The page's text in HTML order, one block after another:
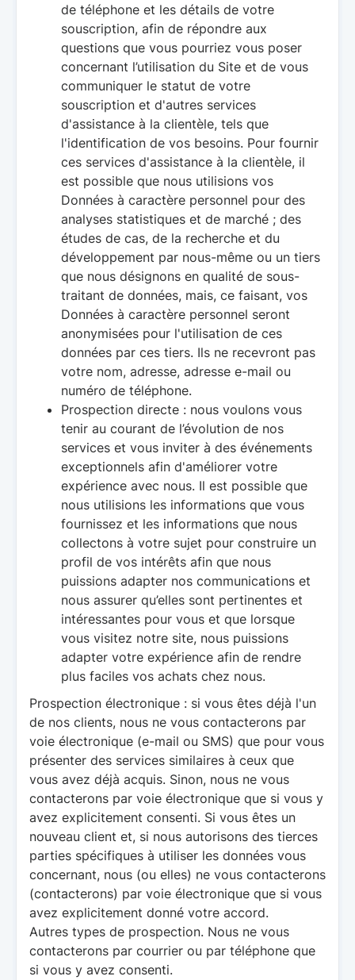
de téléphone et les détails de votre
souscription, afin de répondre aux
questions que vous pourriez vous poser
concernant l’utilisation du Site et de vous
communiquer le statut de votre
souscription et d'autres services
d'assistance à la clientèle, tels que
l'identification de vos besoins. Pour fournir
ces services d'assistance à la clientèle, il
est possible que nous utilisions vos
Données à caractère personnel pour des
analyses statistiques et de marché ; des
études de cas, de la recherche et du
développement par nous-même ou un tiers
que nous désignons en qualité de sous-
traitant de données, mais, ce faisant, vos
Données à caractère personnel seront
anonymisées pour l'utilisation de ces
données par ces tiers. Ils ne recevront pas
votre nom, adresse, adresse e-mail ou
numéro de téléphone.
Prospection directe : nous voulons vous
tenir au courant de l’évolution de nos
services et vous inviter à des événements
exceptionnels afin d'améliorer votre
expérience avec nous. Il est possible que
nous utilisions les informations que vous
fournissez et les informations que nous
collectons à votre sujet pour construire un
profil de vos intérêts afin que nous
puissions adapter nos communications et
nous assurer qu’elles sont pertinentes et
intéressantes pour vous et que lorsque
vous visitez notre site, nous puissions
adapter votre expérience afin de rendre
plus faciles vos achats chez nous.
Prospection électronique : si vous êtes déjà l'un
de nos clients, nous ne vous contacterons par
voie électronique (e-mail ou SMS) que pour vous
présenter des services similaires à ceux que
vous avez déjà acquis. Sinon, nous ne vous
contacterons par voie électronique que si vous y
avez explicitement consenti. Si vous êtes un
nouveau client et, si nous autorisons des tierces
parties spécifiques à utiliser les données vous
concernant, nous (ou elles) ne vous contacterons
(contacterons) par voie électronique que si vous
avez explicitement donné votre accord.
Autres types de prospection. Nous ne vous
contacterons par courrier ou par téléphone que
si vous y avez consenti.